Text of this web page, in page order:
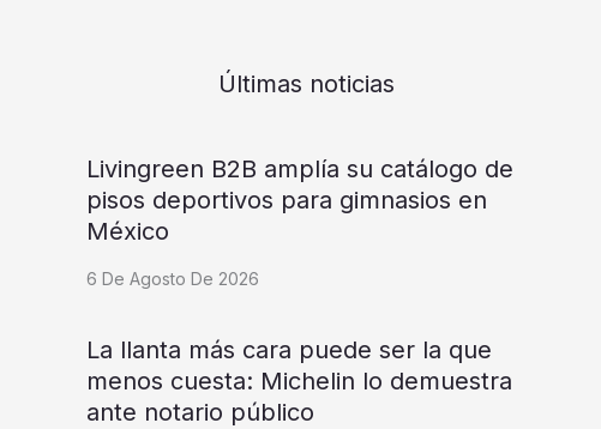
Últimas noticias
Livingreen B2B amplía su catálogo de
pisos deportivos para gimnasios en
México
6 De Agosto De 2026
La llanta más cara puede ser la que
menos cuesta: Michelin lo demuestra
ante notario público